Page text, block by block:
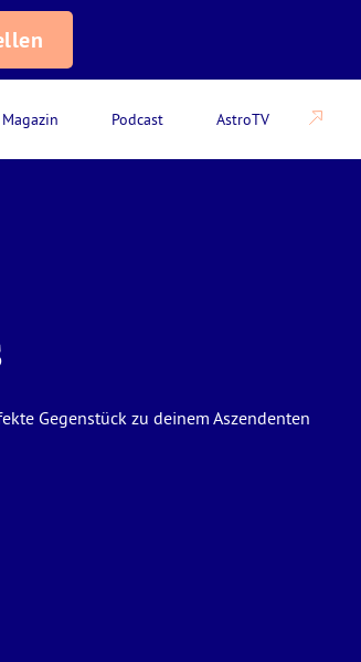
Magazin Podcast AstroTV
Gegenstück zu deinem Aszendenten